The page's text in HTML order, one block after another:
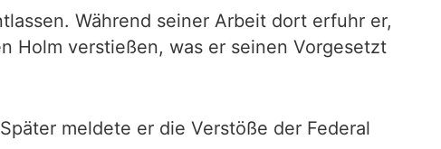
Während seiner Arbeit dort erfuhr er,
Holm verstießen, was er seinen Vorgesetzt
meldete er die Verstöße der Federal